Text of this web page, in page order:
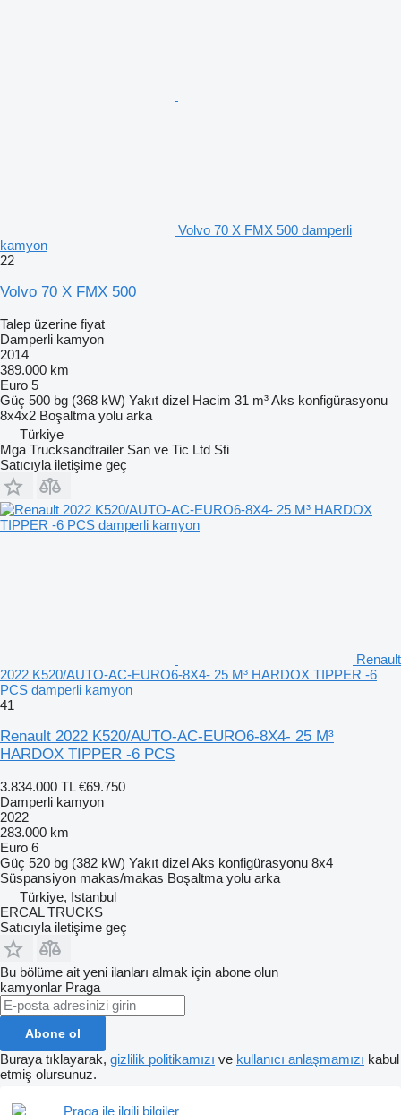
Volvo 70 X FMX 500 damperli
kamyon
22
Volvo 70 X FMX 500
Talep üzerine fiyat
Damperli kamyon
2014
389.000 km
Euro 5
Güç 500 bg (368 kW) Yakıt dizel Hacim 31 m³Aks konfigürasyonu
8x4x2 Boşaltma yolu arka
Türkiye
Mga Trucksandtrailer San ve Tic Ltd Sti
Satıcıyla iletişime geç
Renault
2022 K520/AUTO-AC-EURO6-8X4- 25 M³ HARDOX TIPPER -6
PCS damperli kamyon
41
Renault 2022 K520/AUTO-AC-EURO6-8X4- 25 M³
HARDOX TIPPER -6 PCS
3.834.000 TL €69.750
Damperli kamyon
2022
283.000 km
Euro 6
Güç 520 bg (382 kW) Yakıt dizelAks konfigürasyonu 8x4
Süspansiyon makas/makas Boşaltma yolu arka
Türkiye, Istanbul
ERCAL TRUCKS
Satıcıyla iletişime geç
Bu bölüme ait yeni ilanları almak için abone olun
kamyonlar Praga
Abone ol
Buraya tıklayarak, gizlilik politikamızı ve kullanıcı anlaşmamızı kabul
etmiş olursunuz.
Praga ile ilgili bilgiler